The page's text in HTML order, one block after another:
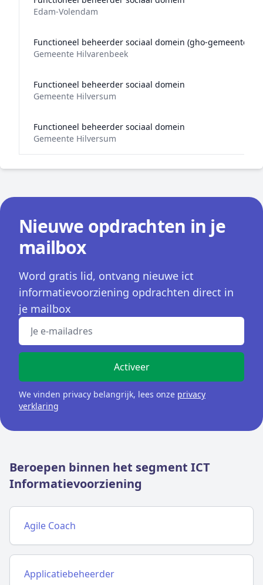
Edam-Volendam
Functioneel beheerder sociaal domein (gho-gemeenten)
Gemeente Hilvarenbeek
Functioneel beheerder sociaal domein
Gemeente Hilversum
Functioneel beheerder sociaal domein
Gemeente Hilversum
Nieuwe opdrachten in je
mailbox
Word gratis lid, ontvang nieuwe ict
informatievoorziening opdrachten direct in
je mailbox
Emailadres
Activeer
We vinden privacy belangrijk, lees onze privacy
verklaring
Beroepen binnen het segment ICT
Informatievoorziening
Agile Coach
Applicatiebeheerder